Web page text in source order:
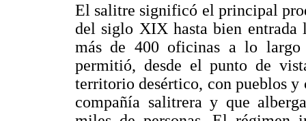
El salitre significó el principal
del siglo XIX hasta bien entrada
más de 400 oficinas a lo largo
permitió, desde el punto de
territorio desértico, con pueblos y
compañía salitrera y que